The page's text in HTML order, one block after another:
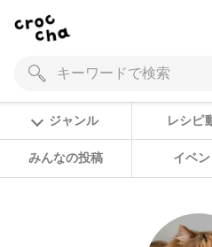
ジャンル レシピ
みんなの投稿 イベン